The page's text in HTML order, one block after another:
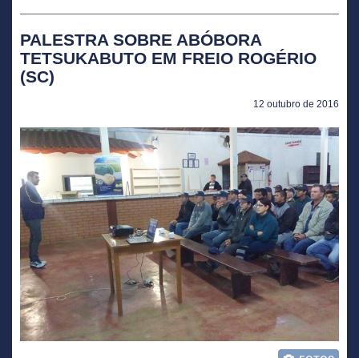
PALESTRA SOBRE ABÓBORA
TETSUKABUTO EM FREIO ROGÉRIO
(SC)
12 outubro de 2016